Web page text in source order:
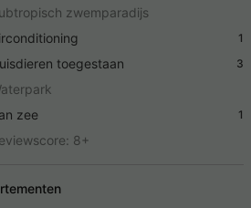
zwemparadijs
1
toegestaan 3
zee
1
8+